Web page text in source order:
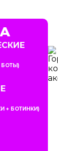
БОТЫ)
+ БОТИНКИ)